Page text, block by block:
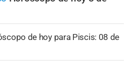
de hoy para Piscis: 08 de